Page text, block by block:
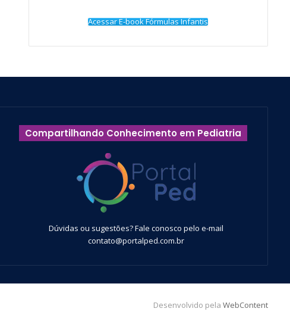
Acessar E-book Fórmulas Infantis
Compartilhando Conhecimento em Pediatria
Dúvidas ou sugestões? Fale conosco pelo e-mail
contato@portalped.com.br
Desenvolvido pela WebContent